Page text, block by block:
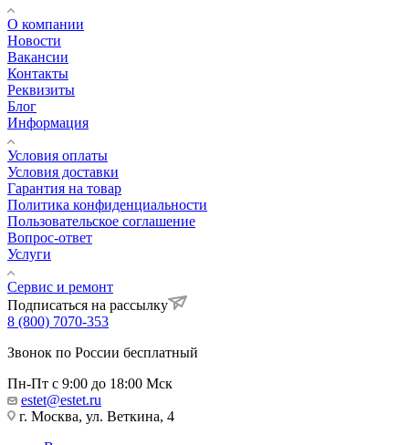
О компании
Новости
Вакансии
Контакты
Реквизиты
Блог
Информация
Условия оплаты
Условия доставки
Гарантия на товар
Политика конфиденциальности
Пользовательское соглашение
Вопрос-ответ
Услуги
Сервис и ремонт
Подписаться на рассылку
8 (800) 7070-353
Звонок по России бесплатный
Пн-Пт с 9:00 до 18:00 Мск
estet@estet.ru
г. Москва, ул. Веткина, 4